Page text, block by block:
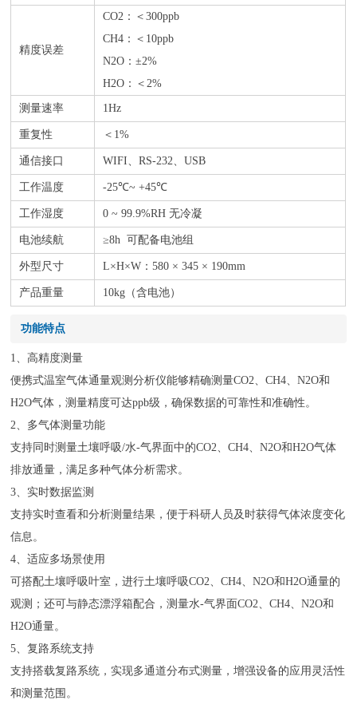
精度误差
CO2 ：＜300ppb
CH4 ：＜10ppb
N2O ：±2%
H2O ：＜2%
测量速率 1Hz
重复性 ＜1%
通信接口 WIFI、RS-232、USB
工作温度 -25℃~ +45℃
工作湿度 0 ~ 99.9%RH 无冷凝
电池续航 ≥8h 可配备电池组
外型尺寸 L×H×W：580 × 345 × 190mm
产品重量 10kg（含电池）
功能特点
1、 高精度测量
便携式温室气体通量观测分析仪能够精确测量CO2、CH4、N2O和
H2O气体，测量精度可达ppb级，确保数据的可靠性和准确性。
2、 多气体测量功能
支持同时测量土壤呼吸/水-气界面中的CO2、CH4、N2O和H2O气体
排放通量，满足多种气体分析需求。
3、 实时数据监测
支持实时查看和分析测量结果，便于科研人员及时获得气体浓度变化
信息。
4、适应多场景使用
可搭配土壤呼吸叶室，进行土壤呼吸CO2、CH4、N2O和H2O通量的
观测；还可与静态漂浮箱配合，测量水-气界面CO2、CH4、N2O和
H2O通量。
5、复路系统支持
支持搭载复路系统，实现多通道分布式测量，增强设备的应用灵活性
和测量范围。